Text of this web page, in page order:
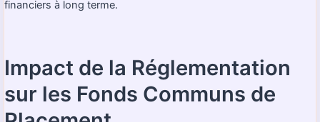
financiers à long terme.
Impact de la Réglementation
sur les Fonds Communs de